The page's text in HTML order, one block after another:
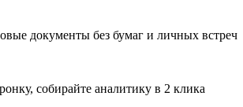
документы без бумаг и личных встреч
собирайте аналитику в 2 клика